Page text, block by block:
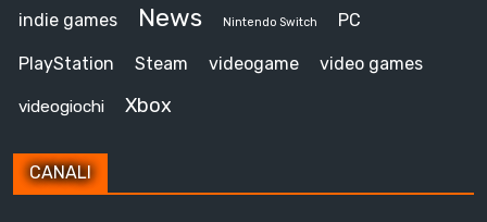
indie games News Nintendo Switch PC
PlayStation Steam videogame video games
videogiochi Xbox
CANALI